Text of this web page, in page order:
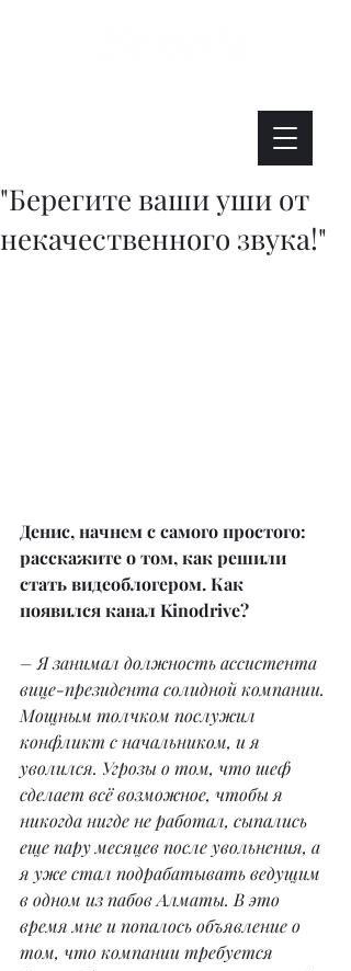
"Берегите ваши уши от
некачественного звука!"
Денис, начнем с самого простого:
расскажите о том, как решили
стать видеоблогером. Как
появился канал Kinodrive?
– Я занимал должность ассистента
вице-президента солидной компании.
Мощным толчком послужил
конфликт с начальником, и я
уволился. Угрозы о том, что шеф
сделает всё возможное, чтобы я
никогда нигде не работал, сыпались
еще пару месяцев после увольнения, а
я уже стал подрабатывать ведущим
в одном из пабов Алматы. В это
время мне и попалось объявление о
том, что компании требуется